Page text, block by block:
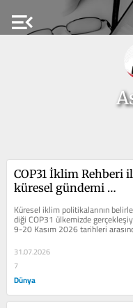
menu_open
COP31 İklim Rehberi
küresel gündemi
Küresel iklim politikalarının
diği COP31 ülkemizde
9-20 Kasım 2026 tarihleri
31.07.2026
7
Dünya